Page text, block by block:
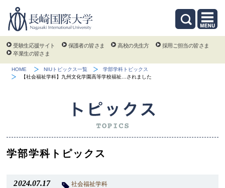
受験生応援サイト 保護者の皆さま 高校の先生方
採用ご担当の皆さま
卒業生の皆さま
HOME NIUトピックス一覧
学部学科トピックス
【社会福祉学科】九州文化学園高等学校福祉…されました
学部学科トピックス
2024.07.17 社会福祉学科